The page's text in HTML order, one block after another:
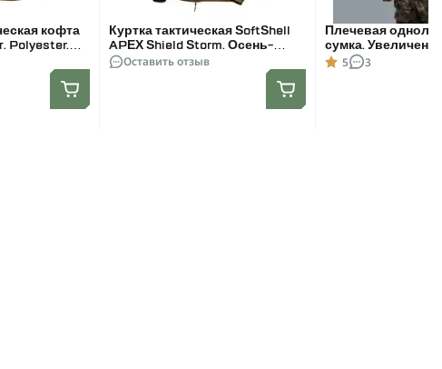
кофта
Polyester.
Куртка тактическая SoftShell
APEX Shield Storm. Осень-
Весна Койот. Размер L
Оставить отзыв
Плечевая
сумка.
1000D Олива
5 3